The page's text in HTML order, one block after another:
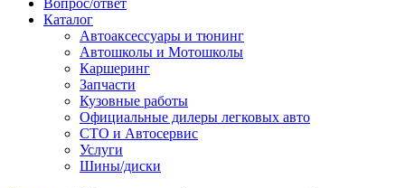
Вопрос/ответ
Каталог
Автоакcессуары и тюнинг
Автошколы и Мотошколы
Каршеринг
Запчасти
Кузовные работы
Официальные дилеры легковых авто
СТО и Автосервис
Услуги
Шины/диски